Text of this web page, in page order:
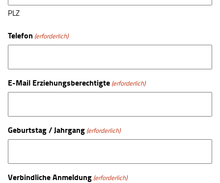
PLZ
Telefon (erforderlich)
E-Mail Erziehungsberechtigte (erforderlich)
Geburtstag / Jahrgang (erforderlich)
Verbindliche Anmeldung (erforderlich)